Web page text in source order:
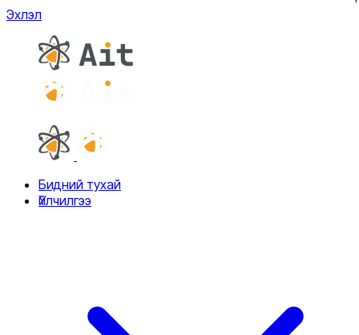
Эхлэл
Бидний тухай
Үйлчилгээ